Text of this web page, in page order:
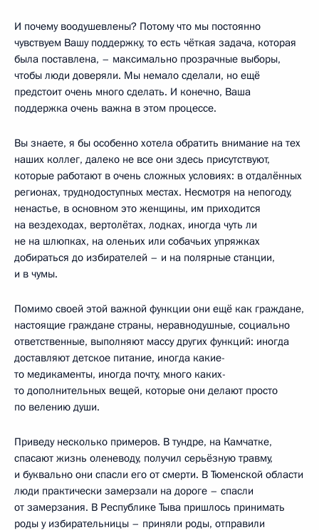
И почему воодушевлены? Потому что мы постоянно
чувствуем Вашу поддержку, то есть чёткая задача, которая
была поставлена, – максимально прозрачные выборы,
чтобы люди доверяли. Мы немало сделали, но ещё
предстоит очень много сделать. И конечно, Ваша
поддержка очень важна в этом процессе.
Вы знаете, я бы особенно хотела обратить внимание на тех
наших коллег, далеко не все они здесь присутствуют,
которые работают в очень сложных условиях: в отдалённых
регионах, труднодоступных местах. Несмотря на непогоду,
ненастье, в основном это женщины, им приходится
на вездеходах, вертолётах, лодках, иногда чуть ли
не на шлюпках, на оленьих или собачьих упряжках
добираться до избирателей – и на полярные станции,
и в чумы.
Помимо своей этой важной функции они ещё как граждане,
настоящие граждане страны, неравнодушные, социально
ответственные, выполняют массу других функций: иногда
доставляют детское питание, иногда какие-
то медикаменты, иногда почту, много каких-
то дополнительных вещей, которые они делают просто
по велению души.
Приведу несколько примеров. В тундре, на Камчатке,
спасают жизнь оленеводу, получил серьёзную травму,
и буквально они спасли его от смерти. В Тюменской области
люди практически замерзали на дороге – спасли
от замерзания. В Республике Тыва пришлось принимать
роды у избирательницы – приняли роды, отправили